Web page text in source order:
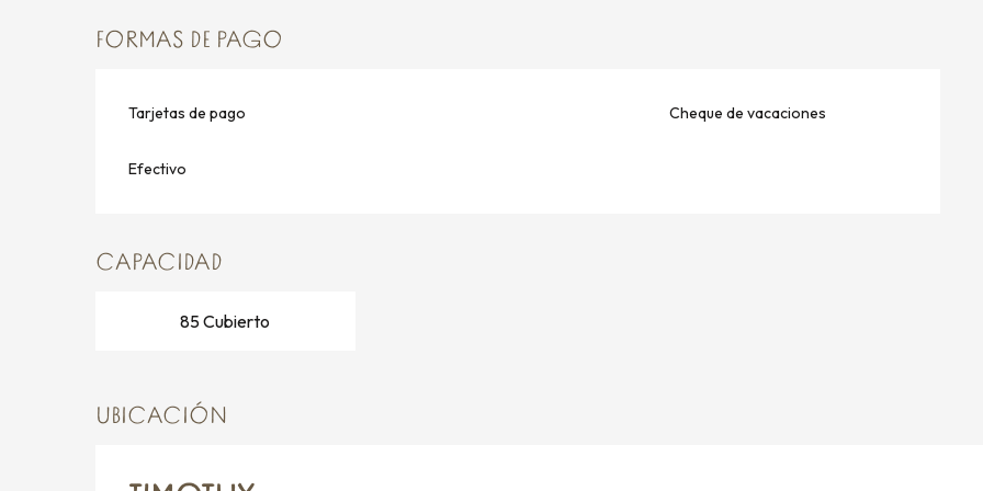
FORMAS DE PAGO
Tarjetas de pago Cheque de vacaciones
Efectivo
CAPACIDAD
85 Cubierto
UBICACIÓN